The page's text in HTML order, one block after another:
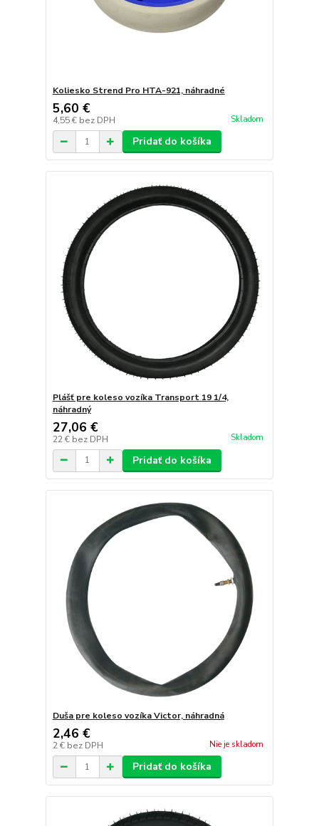
Koliesko Strend Pro HTA-921, náhradné
5,60 €
4,55 € bez DPH Skladom
Pridať do košíka
Plášť pre koleso vozíka Transport 19 1/4,
náhradný
27,06 €
22 € bez DPH Skladom
Pridať do košíka
Duša pre koleso vozíka Victor, náhradná
2,46 €
2 € bez DPH Nie je skladom
Pridať do košíka